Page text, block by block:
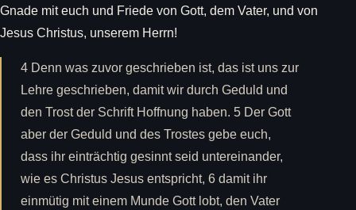
Gnade mit euch und Friede von Gott, dem Vater, und von
Jesus Christus, unserem Herrn!
4 Denn was zuvor geschrieben ist, das ist uns zur
Lehre geschrieben, damit wir durch Geduld und
den Trost der Schrift Hoffnung haben. 5 Der Gott
aber der Geduld und des Trostes gebe euch,
dass ihr einträchtig gesinnt seid untereinander,
wie es Christus Jesus entspricht, 6 damit ihr
einmütig mit einem Munde Gott lobt, den Vater